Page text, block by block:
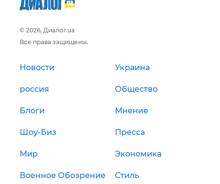
© 2026, Диалог.ua
Все права защищены.
Новости Украина
россия Общество
Блоги Мнение
Шоу-Биз Пресса
Мир Экономика
Военное Обозрение Стиль